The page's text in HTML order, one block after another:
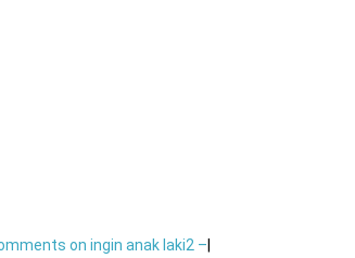
on ingin anak laki2 –